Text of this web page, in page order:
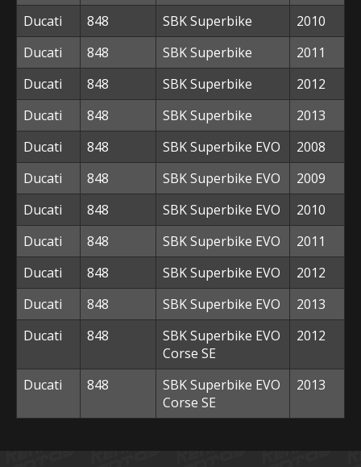
Ducati
848 SBK Superbike
2010
Ducati
848 SBK Superbike
2011
Ducati
848 SBK Superbike
2012
Ducati
848 SBK Superbike
2013
Ducati
848 SBK Superbike EVO
2008
Ducati
848 SBK Superbike EVO
2009
Ducati
848 SBK Superbike EVO
2010
Ducati
848 SBK Superbike EVO
2011
Ducati
848 SBK Superbike EVO
2012
Ducati
848 SBK Superbike EVO
2013
Ducati
848
SBK Superbike EVO
Corse SE
2012
Ducati 848
SBK Superbike EVO
Corse SE
2013